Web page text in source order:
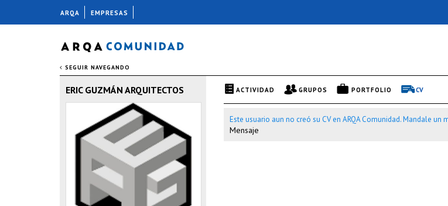
SEGUIR NAVEGANDO
ERIC GUZMÁN ARQUITECTOS ACTIVIDAD GRUPOS PORTFOLIO CV
Este usuario aun no creó su CV en ARQA Comunidad. Mandale
Mensaje
ARQA EMPRESAS